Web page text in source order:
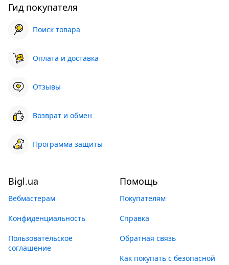
Гид покупателя
Поиск товара
Оплата и доставка
Отзывы
Возврат и обмен
Программа защиты
Bigl.ua
Вебмастерам
Конфиденциальность
Пользовательское
соглашение
Помощь
Покупателям
Справка
Обратная связь
Как покупать с безопасной